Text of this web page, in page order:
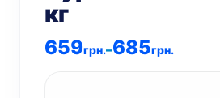
кг
659грн.–685грн.
Діапазон
цін: